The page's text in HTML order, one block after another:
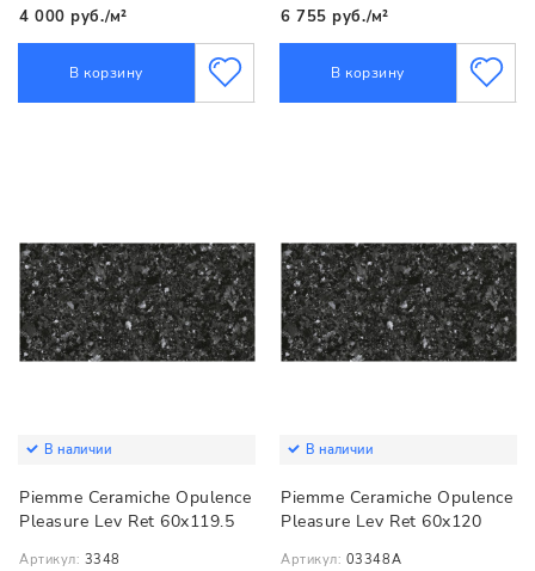
4 000 руб./м²
В корзину
6 755 руб./м²
В корзину
В наличии
Piemme Ceramiche Opulence
Pleasure Lev Ret 60x119.5
Артикул: 3348
В наличии
Piemme Ceramiche Opulence
Pleasure Lev Ret 60x120
Артикул: 03348А